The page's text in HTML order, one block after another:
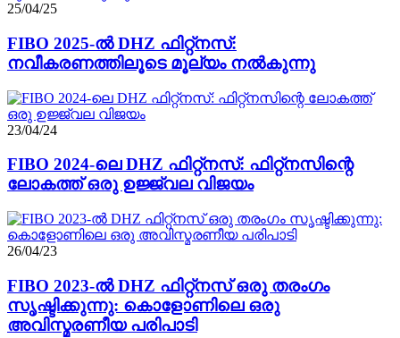
25/04/25
FIBO 2025-ൽ DHZ ഫിറ്റ്നസ്:
നവീകരണത്തിലൂടെ മൂല്യം നൽകുന്നു
23/04/24
FIBO 2024-ലെ DHZ ഫിറ്റ്നസ്: ഫിറ്റ്നസിന്റെ
ലോകത്ത് ഒരു ഉജ്ജ്വല വിജയം
26/04/23
FIBO 2023-ൽ DHZ ഫിറ്റ്‌നസ് ഒരു തരംഗം
സൃഷ്ടിക്കുന്നു: കൊളോണിലെ ഒരു
അവിസ്മരണീയ പരിപാടി